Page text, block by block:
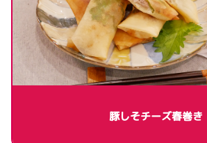
豚しそチーズ春巻き